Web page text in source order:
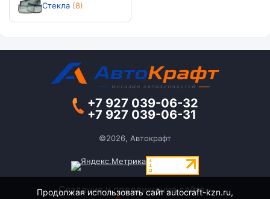
Стекла (8)
+7 927 039-06-32
+7 927 039-06-31
©2026, Автокрафт
Создание и продвижение сайта -
Продолжая использовать сайт autocraft-kzn.ru,